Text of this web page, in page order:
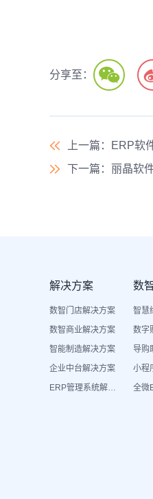
分享至：
上一篇 ：ERP软
下一篇 ：丽晶软
解决方案
数智门店解决方案
数智商业解决方案
智能制造解决方案
企业中台解决方案
ERP管理系统解决方案
数
智慧
数字
导购
小程
全微